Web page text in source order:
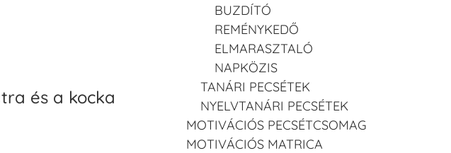
és a kocka
BUZDÍTÓ
REMÉNYKEDŐ
ELMARASZTALÓ
NAPKÖZIS
TANÁRI PECSÉTEK
NYELVTANÁRI PECSÉTEK
MOTIVÁCIÓS PECSÉTCSOMAG
MOTIVÁCIÓS MATRICA